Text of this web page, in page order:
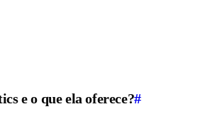
e o que ela oferece?#